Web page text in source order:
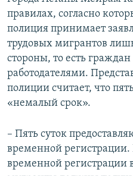
правилах, согласно
полиция принимает
трудовых мигрантов
стороны, то есть
работодателями.
полиции считает, что
«немалый срок».
– Пять суток
временной регистрации.
временной регистрации